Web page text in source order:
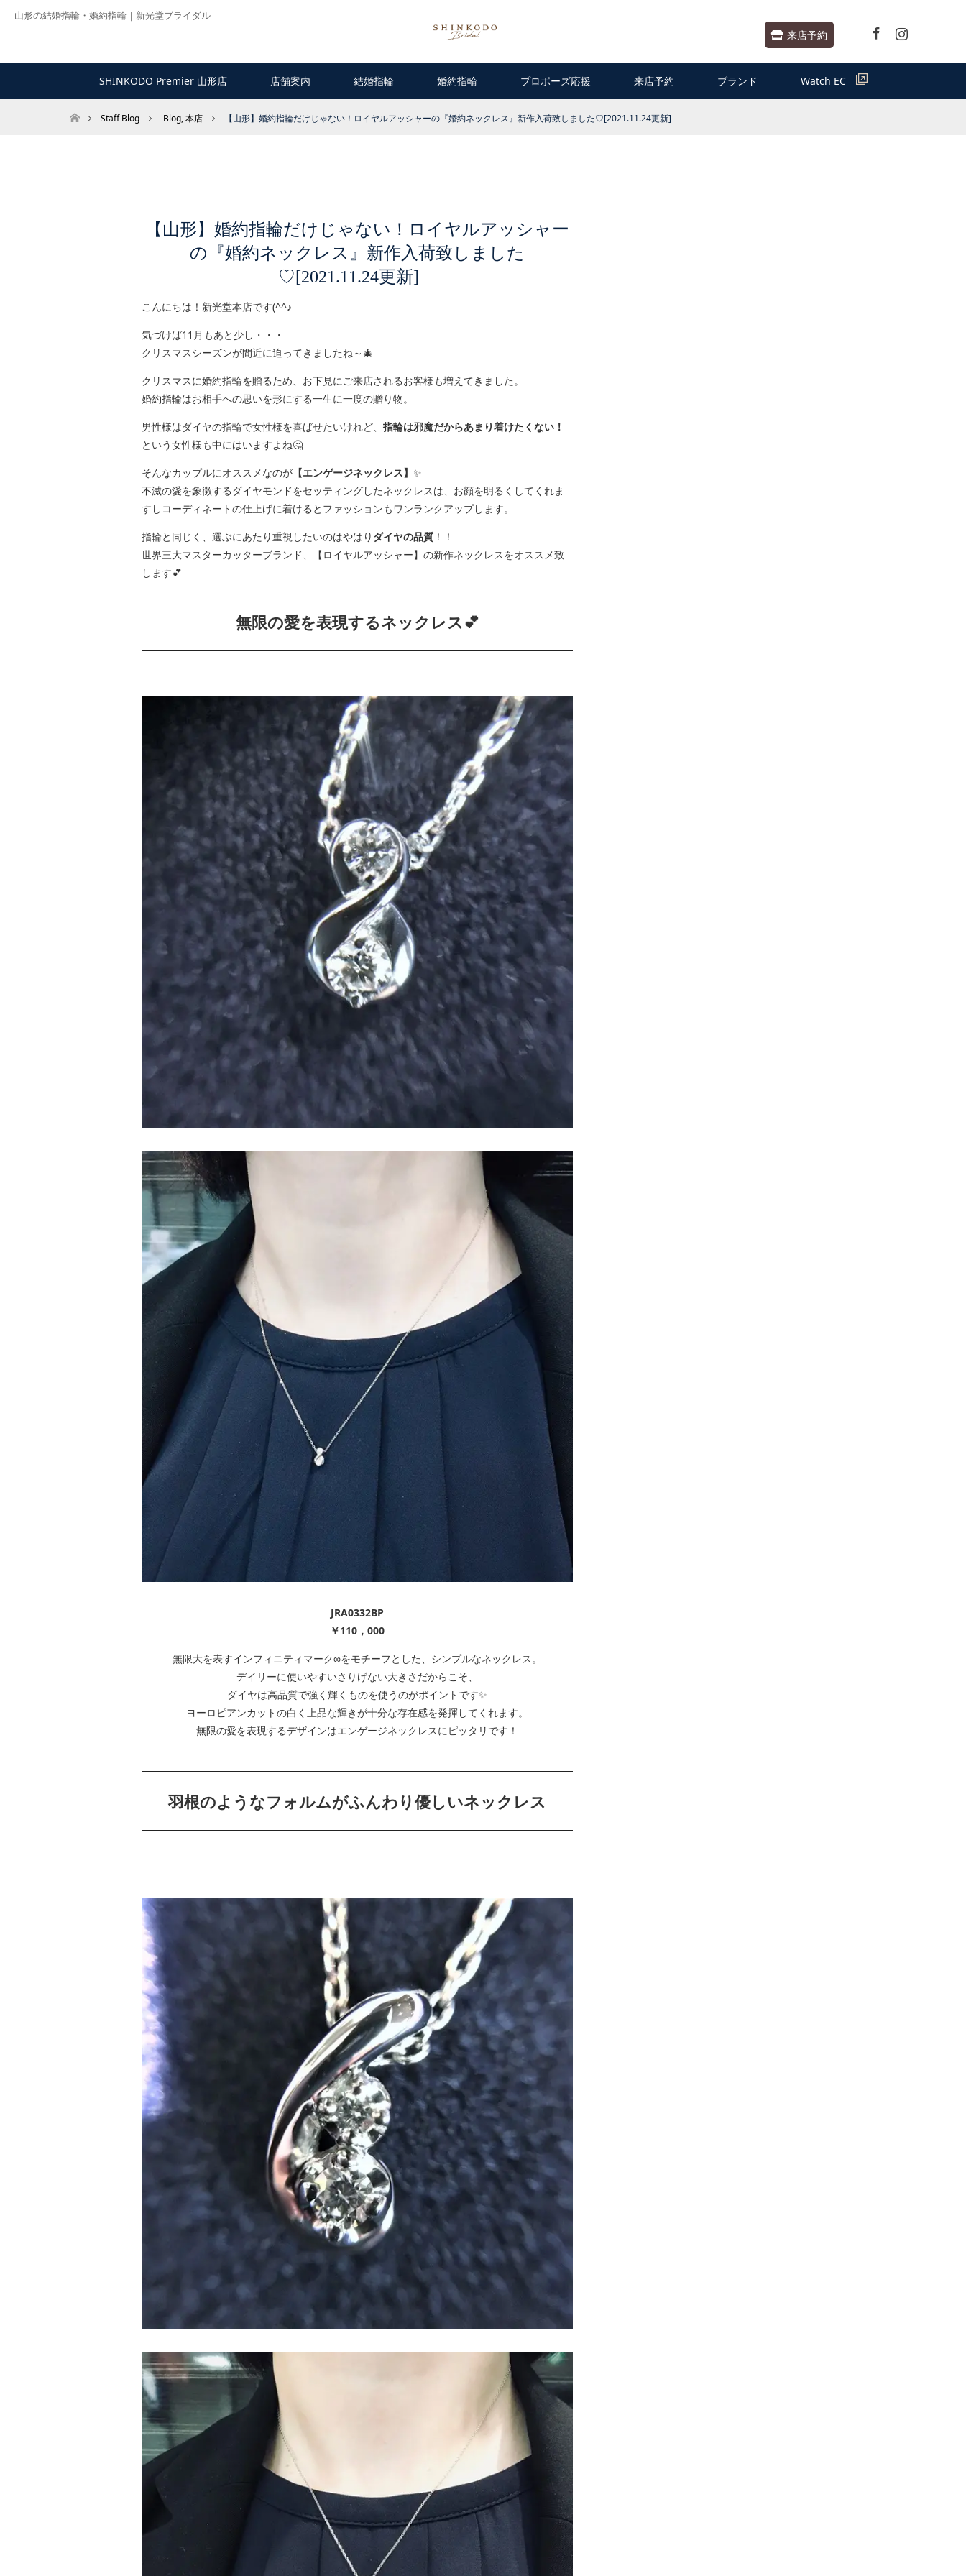
山形の結婚指輪・婚約指輪｜新光堂ブライダル
来店予約
Instagram
SHINKODO Premier 山形店 店舗案内 結婚指輪 婚約指輪 プロポーズ応援 来店予約 ブランド Watch EC
ホームStaff Blog Blog,本店 【山形】婚約指輪だけじゃない！ロイヤルアッシャーの『婚約ネックレス』新作入荷致しました♡[2021.11.24更新]
【山形】婚約指輪だけじゃない！ロイヤルアッシャー
の『婚約ネックレス』新作入荷致しました
♡[2021.11.24更新]
こんにちは！新光堂本店です(^^♪
気づけば11月もあと少し・・・
クリスマスシーズンが間近に迫ってきましたね～🎄
クリスマスに婚約指輪を贈るため、お下見にご来店されるお客様も増えてきました。
婚約指輪はお相手への思いを形にする一生に一度の贈り物。
男性様はダイヤの指輪で女性様を喜ばせたいけれど、 指輪は邪魔だからあまり着けたくない！
という女性様も中にはいますよね🤔
そんなカップルにオススメなのが 【エンゲージネックレス】 ✨
不滅の愛を象徴するダイヤモンドをセッティングしたネックレスは、お顔を明るくしてくれま
すしコーディネートの仕上げに着けるとファッションもワンランクアップします。
指輪と同じく、選ぶにあたり重視したいのはやはり ダイヤの品質 ！！
世界三大マスターカッターブランド、【ロイヤルアッシャー】の新作ネックレスをオススメ致
します💕
無限の愛を表現するネックレス💕
JRA0332BP
￥110，000
無限大を表すインフィニティマーク∞をモチーフとした、シンプルなネックレス。
デイリーに使いやすいさりげない大きさだからこそ、
ダイヤは高品質で強く輝くものを使うのがポイントです✨
ヨーロピアンカットの白く上品な輝きが十分な存在感を発揮してくれます。
無限の愛を表現するデザインはエンゲージネックレスにピッタリです！
羽根のようなフォルムがふんわり優しいネックレス